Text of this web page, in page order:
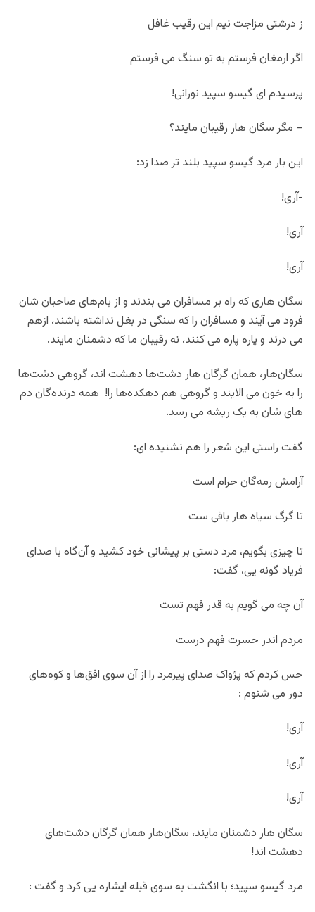
ز درشتی مزاجت نیم این رقیب غافل
اگر ارمغان فرستم به تو سنگ می فرستم
پرسیدم ای گیسو سپید نورانی!
– مگر سگان هار رقیبان مایند؟
این بار مرد گیسو سپید بلند تر صدا زد:
-آری!
آری!
آری!
سگان هاری که راه بر مسافران می بندند و از بام‌های صاحبان شان
فرود می آیند و مسافران را که سنگی در بغل نداشته باشند، ازهم
می درند و پاره پاره می کنند، نه رقیبان ما که دشمنان مایند.
سگان‌هار، همان گرگان هار دشت‌ها دهشت اند، گروهی دشت‌ها
را به خون می الایند و گروهی هم دهکده‌ها را! همه درنده‌گان دم
های شان به یک ریشه می رسد.
گفت راستی این شعر را هم نشنیده ای:
آرامش رمه‌گان حرام است
تا گرگ سیاه هار باقی ست
تا چیزی بگویم، مرد دستی بر پیشانی خود کشید و آن‌گاه با صدای
فریاد گونه یی، گفت:
آن چه می گویم به قدر فهم تست
مردم اندر حسرت فهم درست
حس کردم که پژواک صدای پیرمرد را از آن سوی افق‌ها و کوه‌های
دور می شنوم :
آری!
آری!
آری!
سگان هار دشمنان مایند، سگان‌هار همان گرگان دشت‌های
دهشت اند!
مرد گیسو سپید؛ با انگشت به سوی قبله ایشاره یی کرد و گفت :